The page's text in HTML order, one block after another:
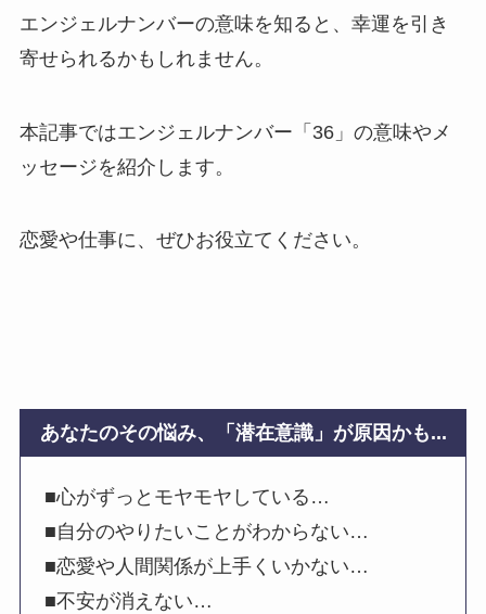
エンジェルナンバーの意味を知ると、幸運を引き
寄せられるかもしれません。
本記事ではエンジェルナンバー「36」の意味やメ
ッセージを紹介します。
恋愛や仕事に、ぜひお役立てください。
あなたのその悩み、「潜在意識」が原因かも...
■心がずっとモヤモヤしている…
■自分のやりたいことがわからない…
■恋愛や人間関係が上手くいかない…
■不安が消えない…